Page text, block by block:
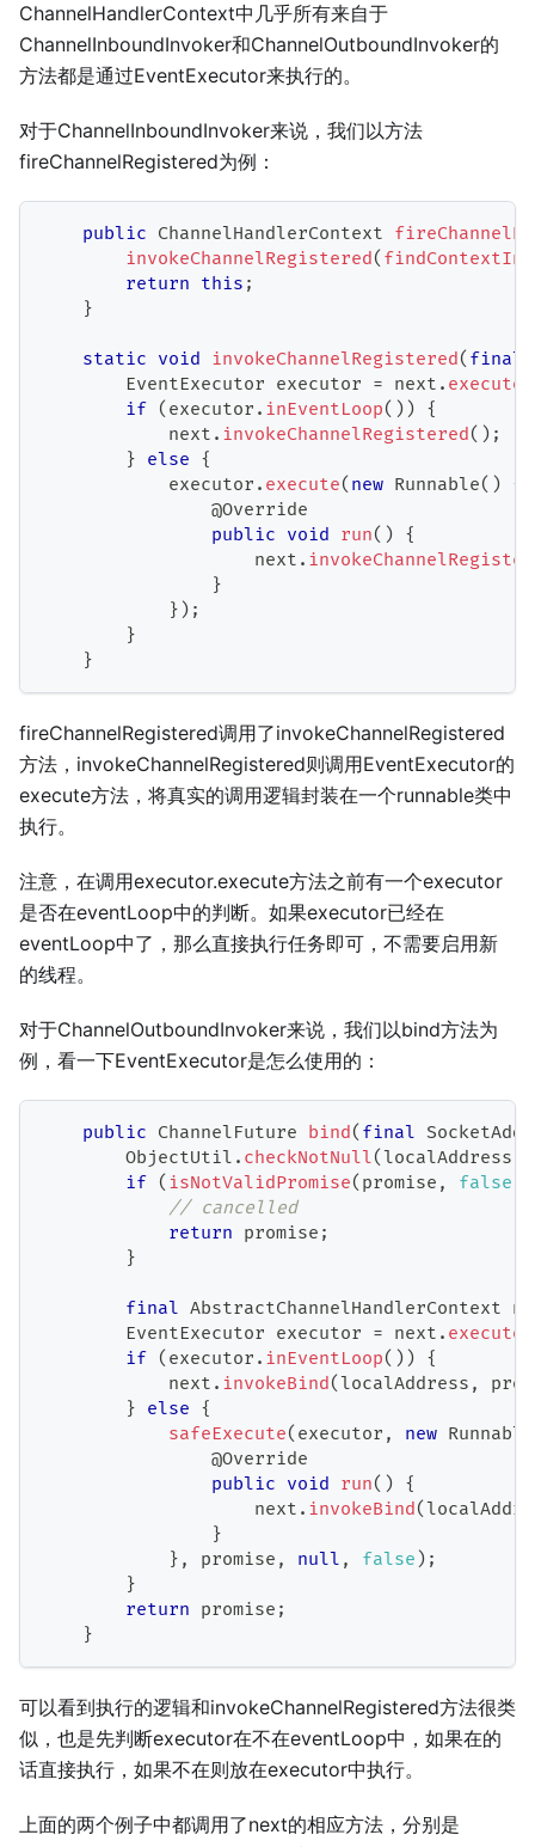
ChannelHandlerContext中几乎所有来自于
ChannelInboundInvoker和ChannelOutboundInvoker的
方法都是通过EventExecutor来执行的。
对于ChannelInboundInvoker来说，我们以方法
fireChannelRegistered为例：
public ChannelHandlerContext
invokeChannelRegistered(
return this ;
}
static void invokeChannelRegistered( final
EventExecutor executor = next . executor
if ( executor . inEventLoop( ) ) {
            next
. invokeChannelRegistered( ) ;
} else {
            executor
. execute( new Runnable( ) {
@Override
public void run( ) {
                    next
.
}
} ) ;
}
}
fireChannelRegistered调用了invokeChannelRegistered
方法，invokeChannelRegistered则调用EventExecutor的
execute方法，将真实的调用逻辑封装在一个runnable类中
执行。
注意，在调用executor.execute方法之前有一个executor
是否在eventLoop中的判断。如果executor已经在
eventLoop中了，那么直接执行任务即可，不需要启用新
的线程。
对于ChannelOutboundInvoker来说，我们以bind方法为
例，看一下EventExecutor是怎么使用的：
public ChannelFuture bind( final
ObjectUtil . checkNotNull( localAddress
if ( isNotValidPromise( promise , false
// cancelled
return promise ;
}
final AbstractChannelHandlerContext
EventExecutor executor = next . executor
if ( executor . inEventLoop( ) ) {
            next
. invokeBind( localAddress ,
} else {
safeExecute( executor , new Runnable
@Override
public void run( ) {
                    next
. invokeBind(
}
} , promise , null , false ) ;
}
return promise ;
}
可以看到执行的逻辑和invokeChannelRegistered方法很类
似，也是先判断executor在不在eventLoop中，如果在的
话直接执行，如果不在则放在executor中执行。
上面的两个例子中都调用了next的相应方法，分别是